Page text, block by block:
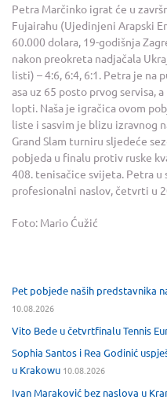
Petra Marčinko igrat će u
Fujairahu (Ujedinjeni Arapski
60.000 dolara, 19-godišnja
nakon preokreta nadjačala
listi) – 4:6, 6:4, 6:1. Petra je na
asa uz 65 posto prvog servisa,
lopti. Naša je igračica ovom
liste i sasvim je blizu izravnog
Grand Slam turniru sljedeće
pobjeda u finalu protiv ruske
408. tenisačice svijeta. Petra u
profesionalni naslov, četvrti u
Foto: Mario Ćužić
Pet pobjede naših predstavnika
10.08.2026
Vito Bede u četvrtfinalu Tennis
Sophia Santos i Rea Godinić
u Krakowu 10.08.2026
Ivan Maraković bez naslova u